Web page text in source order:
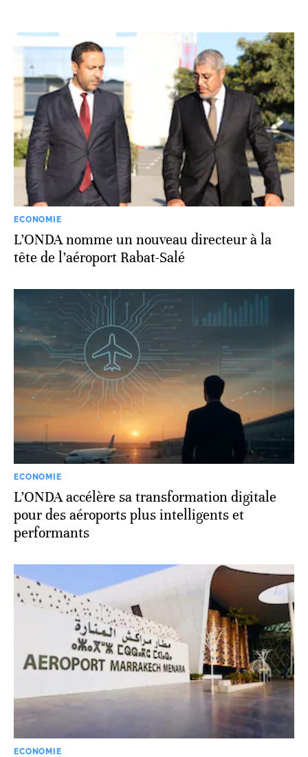
ECONOMIE
L’ONDA nomme un nouveau directeur à la
tête de l’aéroport Rabat-Salé
ECONOMIE
L’ONDA accélère sa transformation digitale
pour des aéroports plus intelligents et
performants
ECONOMIE